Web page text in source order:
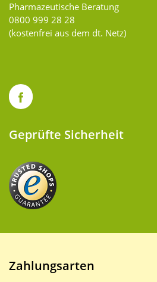
Pharmazeutische Beratung
0800 999 28 28
(kostenfrei aus dem dt. Netz)
Geprüfte Sicherheit
Zahlungsarten